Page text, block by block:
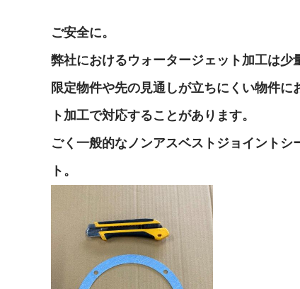
ご安全に。
弊社におけるウォータージェット加工は少
限定物件や先の見通しが立ちにくい物件
ト加工で対応することがあります。
ごく一般的なノンアスベストジョイント
ト。